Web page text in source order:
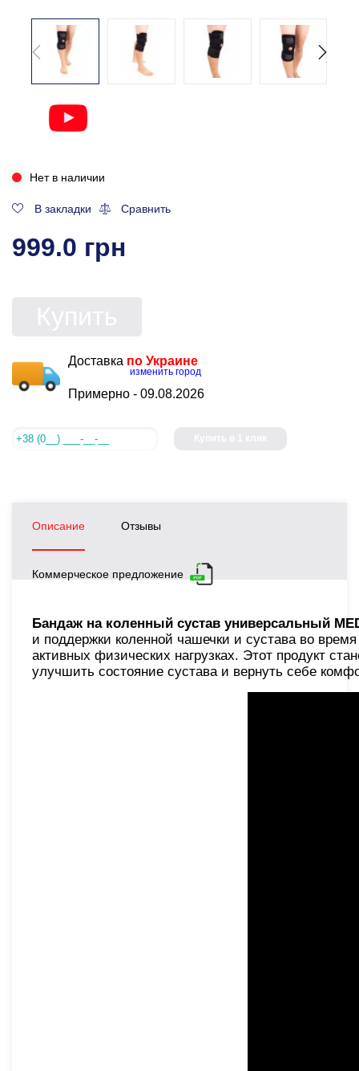
Нет в наличии
В закладки Сравнить
999.0 грн
Доставка по Украине
изменить город
Примерно - 09.08.2026
Описание Отзывы
Коммерческое предложение
Бандаж на коленный сустав универсальный
и поддержки коленной чашечки и сустава во
активных физических нагрузках. Этот продукт
улучшить состояние сустава и вернуть себе